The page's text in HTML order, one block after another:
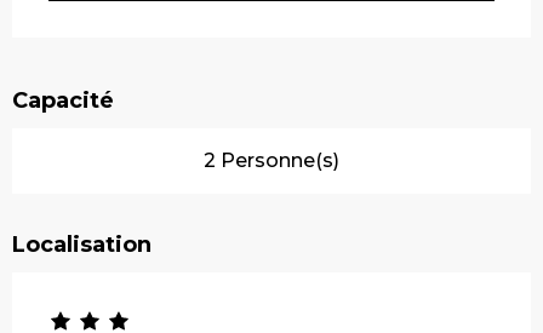
Capacité
2 Personne(s)
Localisation